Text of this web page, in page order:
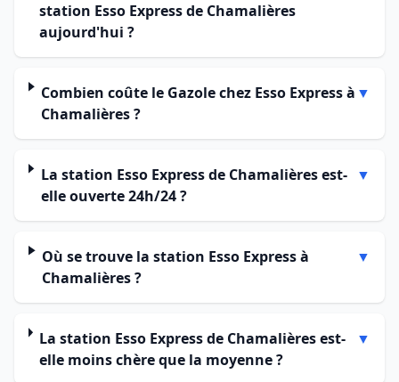
station Esso Express de Chamalières
aujourd'hui ?
Combien coûte le Gazole chez Esso Express à
Chamalières ?
▼
La station Esso Express de Chamalières est-
elle ouverte 24h/24 ?
▼
Où se trouve la station Esso Express à
Chamalières ?
▼
La station Esso Express de Chamalières est-
elle moins chère que la moyenne ?
▼